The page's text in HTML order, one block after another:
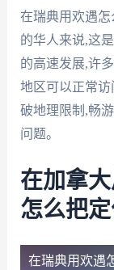
在瑞典用欢遇
的华人来说,这
的高速发展,许
地区可以正常
破地理限制,畅
问题。
在加拿
怎么把
在瑞典用欢遇